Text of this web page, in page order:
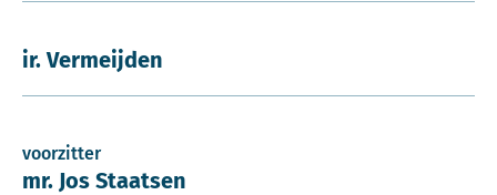
ir. Vermeijden
voorzitter
mr. Jos Staatsen